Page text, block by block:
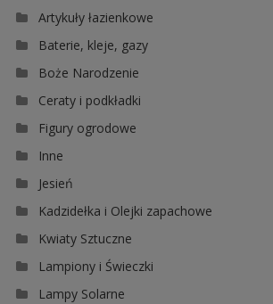
Artykuły łazienkowe
Baterie, kleje, gazy
Boże Narodzenie
Ceraty i podkładki
Figury ogrodowe
Inne
Jesień
Kadzidełka i Olejki zapachowe
Kwiaty Sztuczne
Lampiony i Świeczki
Lampy Solarne